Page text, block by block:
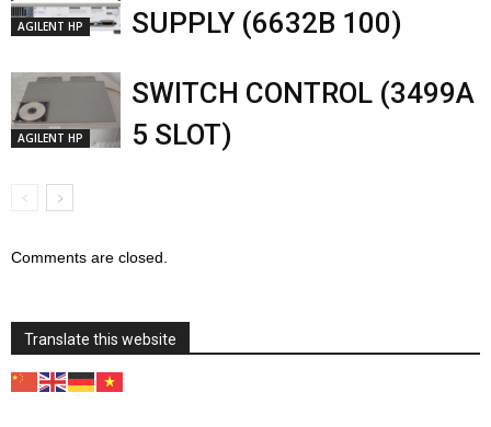
AGILENT HP
SUPPLY (6632B 100)
AGILENT HP
SWITCH CONTROL (3499A
5 SLOT)
Comments are closed.
Translate this website